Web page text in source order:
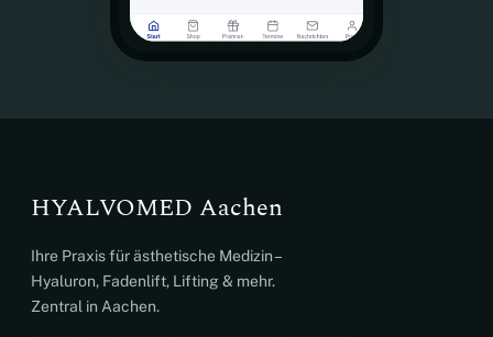
HYALVOMED Aachen
Ihre Praxis für ästhetische Medizin –
Hyaluron, Fadenlift, Lifting & mehr.
Zentral in Aachen.